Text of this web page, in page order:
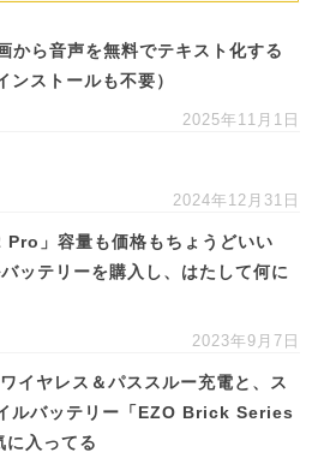
から音声を無料でテキスト化する
ンストールも不要）
2025年11月1日
2024年12月31日
」容量も価格もちょうどいい
ッテリーを購入し、はたして何に
2023年9月7日
イヤレス＆パススルー充電と、ス
ルバッテリー「EZO Brick Series
入ってる